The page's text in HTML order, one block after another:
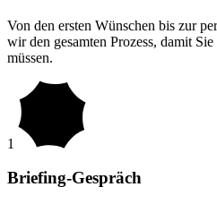
Von den ersten Wünschen bis zur
wir den gesamten Prozess, damit
müssen.
1
Briefing-Gespräch